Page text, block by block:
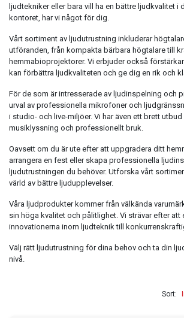
Network Equipment
Clothing
Beauty & Healthcare
Service & Support
ljudtekniker eller bara vill ha en bättre ljudkvalitet i
kontoret, har vi något för dig.
Vårt sortiment av ljudutrustning inkluderar
utföranden, från kompakta bärbara högtalare till
hemmabioprojektorer. Vi erbjuder också
kan förbättra ljudkvaliteten och ge dig en rik och
För de som är intresserade av ljudinspelning och
urval av professionella mikrofoner och
i studio- och live-miljöer. Vi har även ett brett
musiklyssning och professionellt bruk.
Oavsett om du är ute efter att uppgradera ditt
arrangera en fest eller skapa professionella
ljudutrustningen du behöver. Utforska vårt
värld av bättre ljudupplevelser.
Våra ljudprodukter kommer från välkända
sin höga kvalitet och pålitlighet. Vi strävar efter att
innovationerna inom ljudteknik till
Välj rätt ljudutrustning för dina behov och ta din
nivå.
Sort: